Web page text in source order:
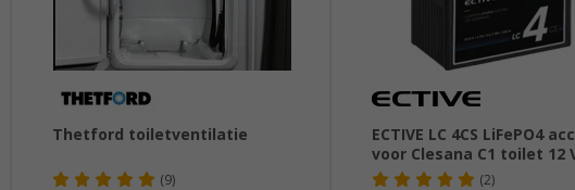
Thetford toiletventilatie
(9)
ECTIVE LC 4CS LiFePO4
voor Clesana C1 toilet 12
(2)